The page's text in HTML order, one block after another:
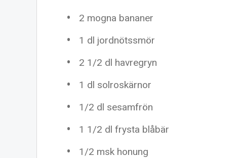
2 mogna bananer
1 dl jordnötssmör
2 1/2 dl havregryn
1 dl solroskärnor
1/2 dl sesamfrön
1 1/2 dl frysta blåbär
1/2 msk honung